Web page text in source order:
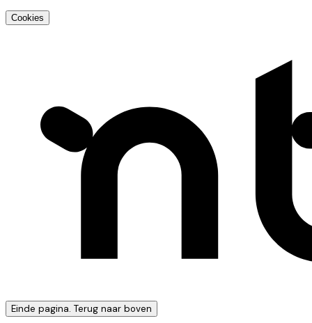
Cookies
Einde pagina. Terug naar boven